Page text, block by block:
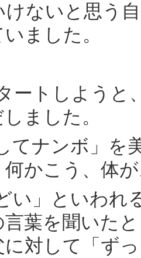
ないと思う
ました。
ートしようと
ました。
てナンボ」
かこう、体
い」といわ
葉を聞いた
に対して「ず